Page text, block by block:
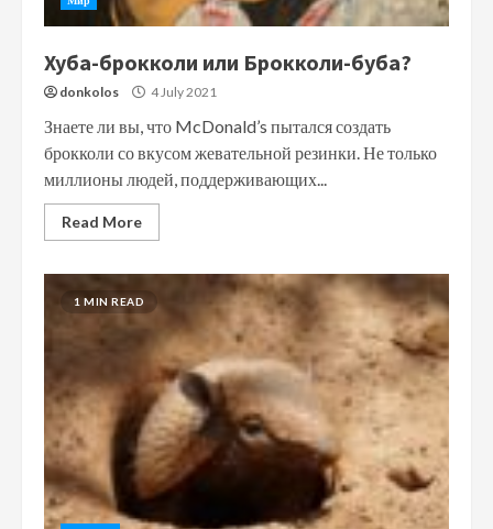
Хуба-брокколи или Брокколи-буба?
donkolos 4 July 2021
Знаете ли вы, что McDonald’s пытался создать
брокколи со вкусом жевательной резинки. Не только
миллионы людей, поддерживающих...
Read More
1 MIN READ